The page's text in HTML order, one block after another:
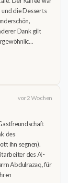
die Desserts
Dank gilt
vor 2 Wochen
des
ihn segnen).
des Al-
Abdulrazaq, für